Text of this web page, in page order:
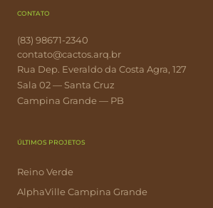
CONTATO
(83) 98671-2340
contato@cactos.arq.br
Rua Dep. Everaldo da Costa Agra, 127
Sala 02 — Santa Cruz
Campina Grande — PB
ÚLTIMOS PROJETOS
Reino Verde
AlphaVille Campina Grande